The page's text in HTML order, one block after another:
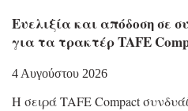
Eυελιξία και απόδοση σε
για τα τρακτέρ TAFE
4 Αυγούστου 2026
Η σειρά TAFE Compact